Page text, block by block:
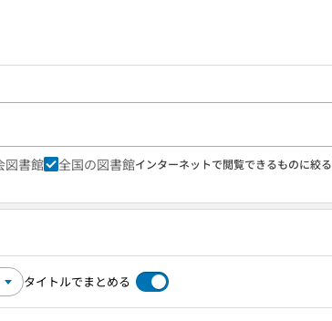
図書館 全国の図書館インターネットで閲覧できるものに絞る
タイトルでまとめる